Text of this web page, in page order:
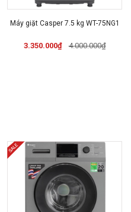
Máy giặt Casper 7.5 kg WT-75NG1
3.350.000₫ 4.000.000₫